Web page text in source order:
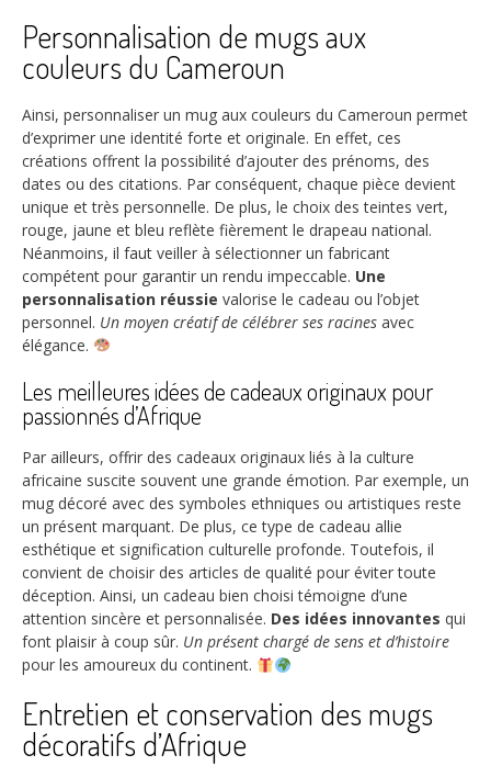
Personnalisation de mugs aux
couleurs du Cameroun
Ainsi, personnaliser un mug aux couleurs du Cameroun permet
d’exprimer une identité forte et originale. En effet, ces
créations offrent la possibilité d’ajouter des prénoms, des
dates ou des citations. Par conséquent, chaque pièce devient
unique et très personnelle. De plus, le choix des teintes vert,
rouge, jaune et bleu reflète fièrement le drapeau national.
Néanmoins, il faut veiller à sélectionner un fabricant
compétent pour garantir un rendu impeccable. Une
personnalisation réussie valorise le cadeau ou l’objet
personnel. Un moyen créatif de célébrer ses racines avec
élégance.
Les meilleures idées de cadeaux originaux pour
passionnés d’Afrique
Par ailleurs, offrir des cadeaux originaux liés à la culture
africaine suscite souvent une grande émotion. Par exemple, un
mug décoré avec des symboles ethniques ou artistiques reste
un présent marquant. De plus, ce type de cadeau allie
esthétique et signification culturelle profonde. Toutefois, il
convient de choisir des articles de qualité pour éviter toute
déception. Ainsi, un cadeau bien choisi témoigne d’une
attention sincère et personnalisée. Des idées innovantes qui
font plaisir à coup sûr. Un présent chargé de sens et d’histoire
pour les amoureux du continent.
Entretien et conservation des mugs
décoratifs d’Afrique